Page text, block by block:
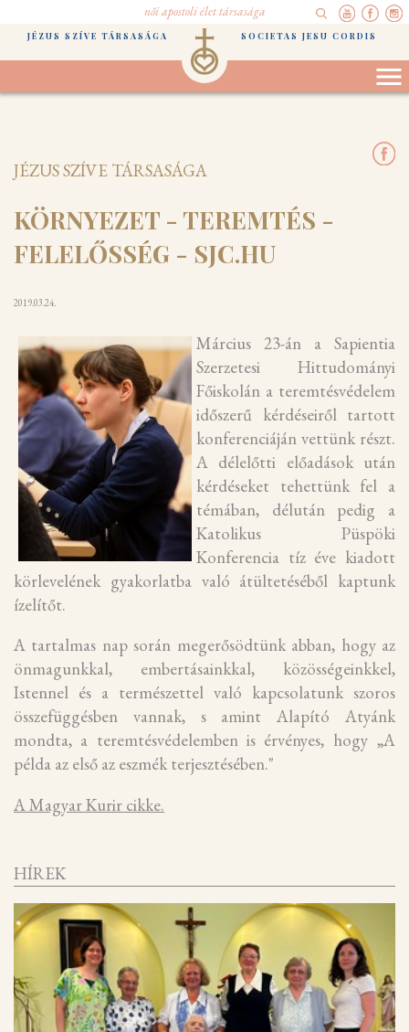
női apostoli élet társasága
JÉZUS SZÍVE TÁRSASÁGA SOCIETAS JESU CORDIS
JÉZUS SZÍVE TÁRSASÁGA
KÖRNYEZET - TEREMTÉS -
FELELŐSSÉG - SJC.HU
2019.03.24.
Március 23-án a Sapientia
Szerzetesi Hittudományi
Főiskolán a teremtésvédelem
időszerű kérdéseiről tartott
konferenciáján vettünk részt.
A délelőtti előadások után
kérdéseket tehettünk fel a
témában, délután pedig a
Katolikus Püspöki
Konferencia tíz éve kiadott
körlevelének gyakorlatba való átültetéséből kaptunk
ízelítőt.
A tartalmas nap során megerősödtünk abban, hogy az
önmagunkkal, embertásainkkal, közösségeinkkel,
Istennel és a természettel való kapcsolatunk szoros
összefüggésben vannak, s amint Alapító Atyánk
mondta, a teremtésvédelemben is érvényes, hogy „A
példa az első az eszmék terjesztésében."
A Magyar Kurir cikke.
HÍREK